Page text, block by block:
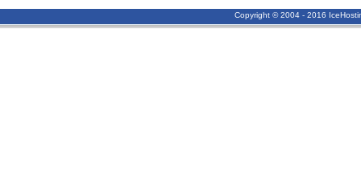
Copyright © 2004 - 2016